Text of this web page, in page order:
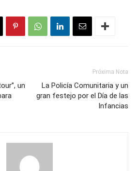
un
Próxima Nota
La Policía Comunitaria y un
gran festejo por el Día de las
Infancias